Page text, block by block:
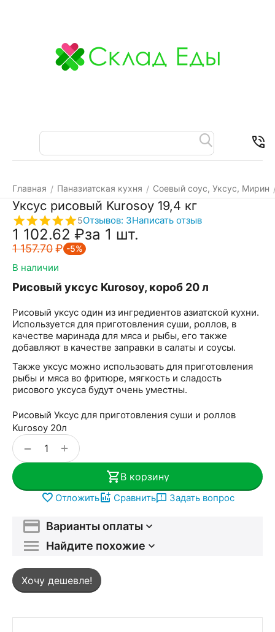
Главная / Паназиатская кухня / Соевый соус, Уксус, Мирин
Уксус рисовый Kurosoy 19,4 кг
5Отзывов: 3Написать отзыв
1 102.62 ₽за 1 шт.
1 157.70₽ -5%
В наличии
Рисовый уксус Kurosoy, короб 20 л
Рисовый уксус один из ингредиентов азиатской кухни.
Используется для приготовления суши, роллов, в
качестве маринада для мяса и рыбы, его также
добавляют в качестве заправки в салаты и соусы.
Также уксус можно использовать для приготовления
рыбы и мяса во фритюре, мягкость и сладость
рисового уксуса будут очень уместны.
Рисовый Уксус для приготовления суши и роллов
Kurosoy 20л
+
−
В корзину
Отложить Сравнить Задать вопрос
Варианты оплаты
Найдите похожие
Хочу дешевле!